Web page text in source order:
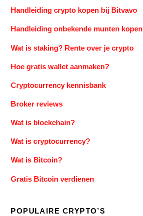
Handleiding crypto kopen bij Bitvavo
Handleiding onbekende munten kopen
Wat is staking? Rente over je crypto
Hoe gratis wallet aanmaken?
Cryptocurrency kennisbank
Broker reviews
Wat is blockchain?
Wat is cryptocurrency?
Wat is Bitcoin?
Gratis Bitcoin verdienen
POPULAIRE CRYPTO’S